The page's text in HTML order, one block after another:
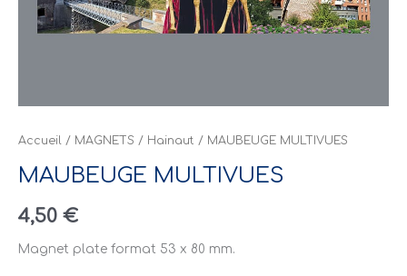
Accueil / MAGNETS / Hainaut / MAUBEUGE MULTIVUES
MAUBEUGE MULTIVUES
4,50 €
Magnet plate format 53 x 80 mm.